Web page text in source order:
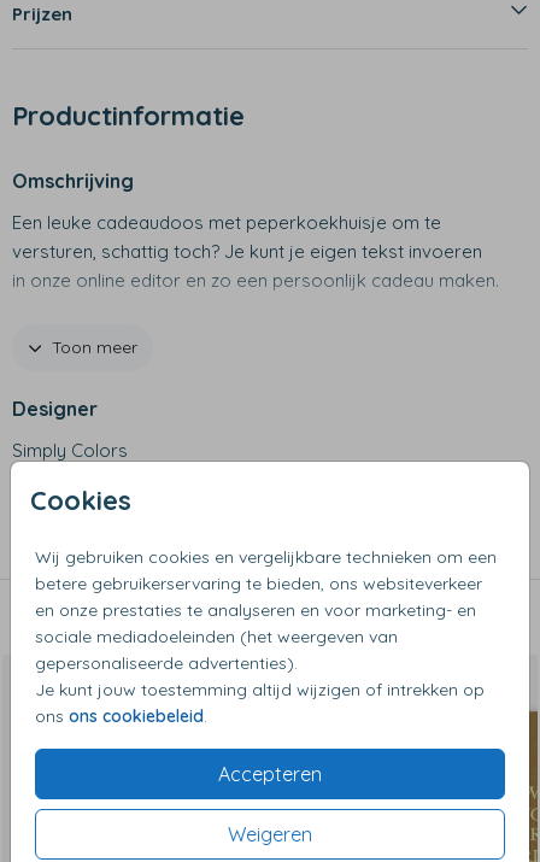
Cookies
Wij gebruiken cookies en vergelijkbare technieken om een
betere gebruikerservaring te bieden, ons websiteverkeer
en onze prestaties te analyseren en voor marketing- en
sociale mediadoeleinden (het weergeven van
gepersonaliseerde advertenties).
Je kunt jouw toestemming altijd wijzigen of intrekken op
ons ons cookiebeleid.
Accepteren
Weigeren
Prijzen
Productinformatie
Omschrijving
Een leuke cadeaudoos met peperkoekhuisje om te
versturen, schattig toch? Je kunt je eigen tekst invoeren
in onze online editor en zo een persoonlijk cadeau maken.
Productspecificaties
• Luxe cadeaudoos van stevig karton
• Bovenzijde is te bedrukken met een afbeelding en tekst
naar keuze
het juiste formaat cadeaudoos op basis van het formaat
Toon meer
Designer
Simply Colors
Collectie
Dit vind je misschien ook leuk